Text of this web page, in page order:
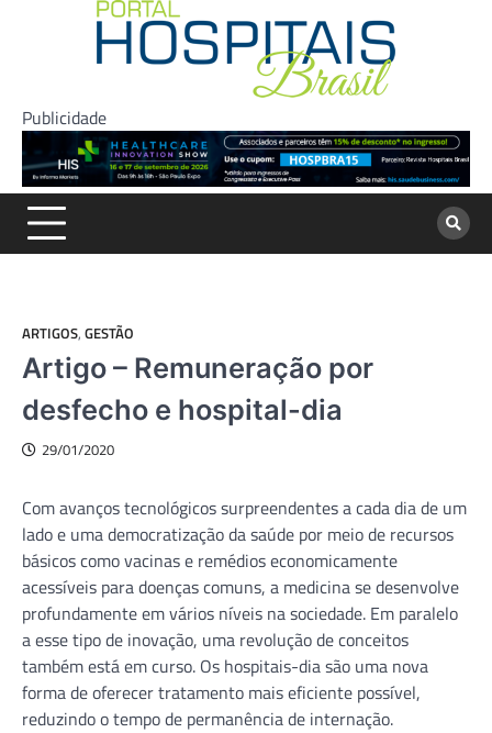
Publicidade
ARTIGOS, GESTÃO
Artigo – Remuneração por
desfecho e hospital-dia
29/01/2020
Com avanços tecnológicos surpreendentes a cada dia de um
lado e uma democratização da saúde por meio de recursos
básicos como vacinas e remédios economicamente
acessíveis para doenças comuns, a medicina se desenvolve
profundamente em vários níveis na sociedade. Em paralelo
a esse tipo de inovação, uma revolução de conceitos
também está em curso. Os hospitais-dia são uma nova
forma de oferecer tratamento mais eficiente possível,
reduzindo o tempo de permanência de internação.